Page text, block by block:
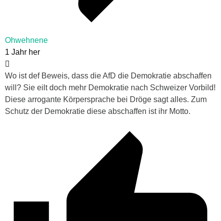
Ohwehnene
1 Jahr her
Wo ist def Beweis, dass die AfD die Demokratie abschaffen
will? Sie eilt doch mehr Demokratie nach Schweizer Vorbild!
Diese arrogante Körpersprache bei Dröge sagt alles. Zum
Schutz der Demokratie diese abschaffen ist ihr Motto.